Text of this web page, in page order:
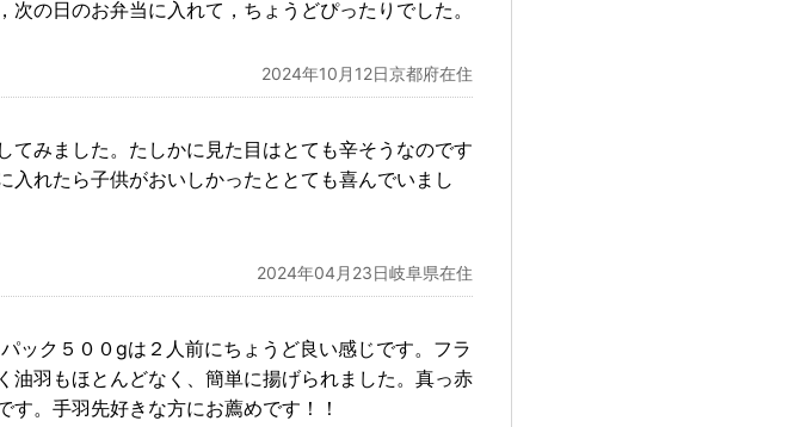
の日のお弁当に入れて，ちょうどぴったりでした。
2024年10月12日京都府在住
みました。たしかに見た目はとても辛そうなのです
れたら子供がおいしかったととても喜んでいまし
2024年04月23日岐阜県在住
ック５００gは２人前にちょうど良い感じです。フラ
羽もほとんどなく、簡単に揚げられました。真っ赤
。手羽先好きな方にお薦めです！！